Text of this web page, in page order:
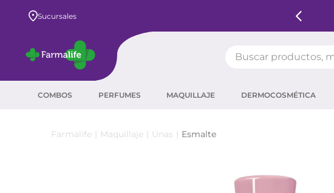
Sucursales
COMBOS PERFUMES MAQUILLAJE DERMOCOSMÉTICA
Maquillaje Unas Esmalte